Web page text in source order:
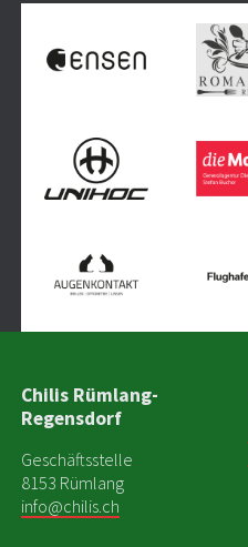
Chilis Rümlang-
Regensdorf
Geschäftsstelle
8153 Rümlang
info@chilis.ch